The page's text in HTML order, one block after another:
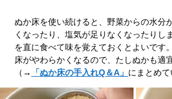
ぬか床を使い続けると、野菜からの水分
くなったり、塩気が足りなくなったりし
を直に食べて味を覚えておくとよいです
床がやわらかくなるので、たしぬかも適
（→
「ぬか床の手入れQ＆A」 にまとめて